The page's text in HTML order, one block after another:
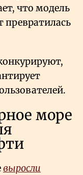
что модель
превратилась
море
выросли